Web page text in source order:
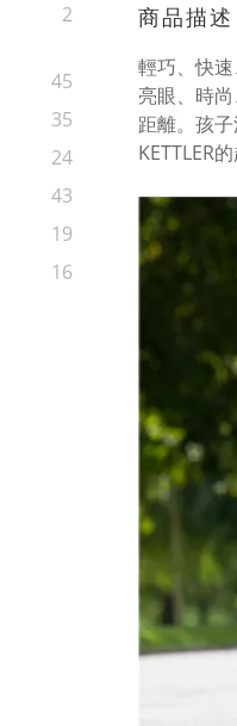
2
45
35
24
43
19
16
商品描述
輕巧、快
亮眼、時
距離。孩
KETTLER